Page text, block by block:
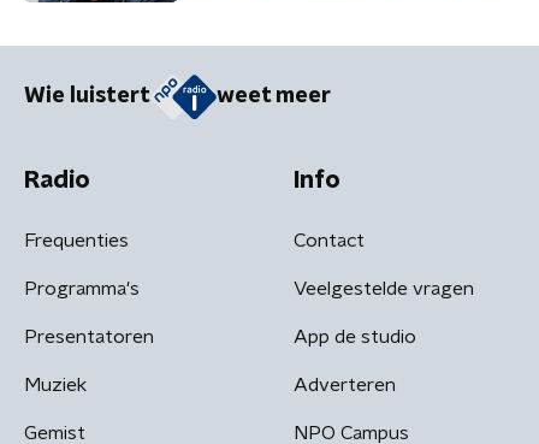
Wie luistert weet meer
Radio
Frequenties
Programma's
Presentatoren
Muziek
Gemist
Info
Contact
Veelgestelde vragen
App de studio
Adverteren
NPO Campus